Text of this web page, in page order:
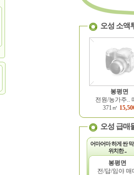
오성 소액
봉평면
전원/농가주..
371㎡
오성 급매
어마어마 하게 싼
위치한 ..
봉평면
전/답/임야 매